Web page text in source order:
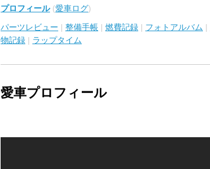
プロフィール(愛車ログ)
パーツレビュー | 整備手帳 | 燃費記録 | フォトアルバム |
物記録 | ラップタイム
愛車プロフィール